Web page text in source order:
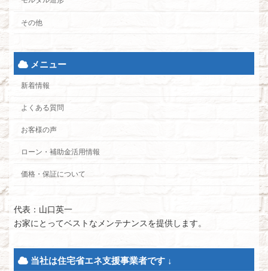
その他
メニュー
新着情報
よくある質問
お客様の声
ローン・補助金活用情報
価格・保証について
代表：山口英一
お家にとってベストなメンテナンスを提供します。
当社は住宅省エネ支援事業者です ↓